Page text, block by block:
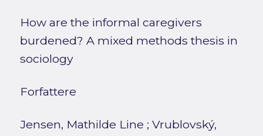
How are the informal caregivers
burdened? A mixed methods thesis in
sociology
Forfattere
Jensen, Mathilde Line ; Vrublovský,